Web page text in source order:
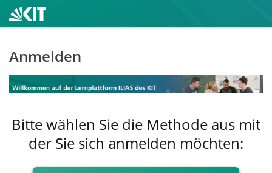
Anmelden
Bitte wählen Sie die Methode aus mit
der Sie sich anmelden möchten: